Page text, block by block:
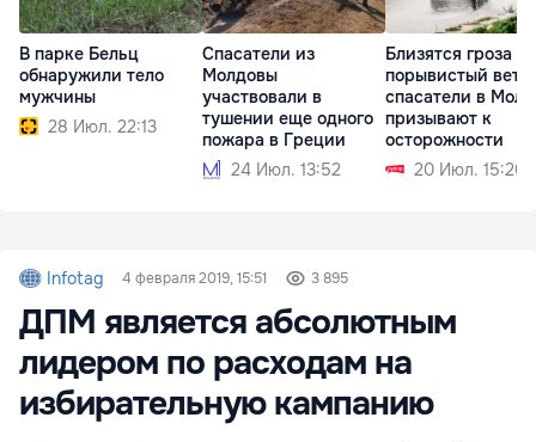
В парке Бельц
обнаружили тело
мужчины
28 Июл. 22:13
Спасатели из
Молдовы
участвовали в
тушении еще одного
пожара в Греции
24 Июл. 13:52
Близятся гроза и
порывистый
спасатели в
призывают к
осторожности
20 Июл. 15:20
Infotag 4 февраля 2019, 15:51 3 895
ДПМ является абсолютным
лидером по расходам на
избирательную кампанию